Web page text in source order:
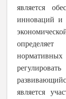
является
инноваций и
определяет
является